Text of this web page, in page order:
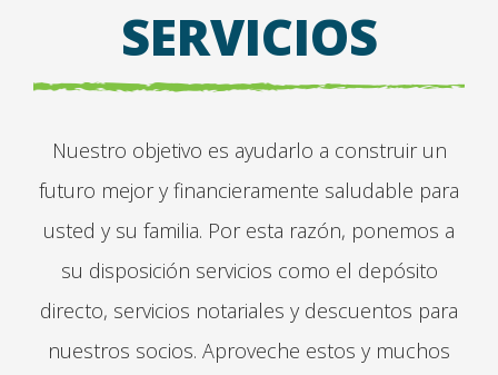
SERVICIOS
Nuestro objetivo es ayudarlo a construir un
futuro mejor y financieramente saludable para
usted y su familia. Por esta razón, ponemos a
su disposición servicios como el depósito
directo, servicios notariales y descuentos para
nuestros socios. Aproveche estos y muchos